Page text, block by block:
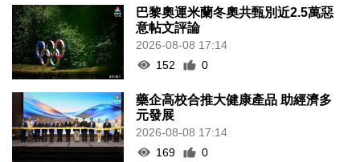
巴黎奧運米蘭冬奧共甄別近2.5萬惡
意帖文評論
2026-08-08 17:14
152
0
藥企高校合推大健康產品 助經濟多
元發展
2026-08-08 17:14
169
0